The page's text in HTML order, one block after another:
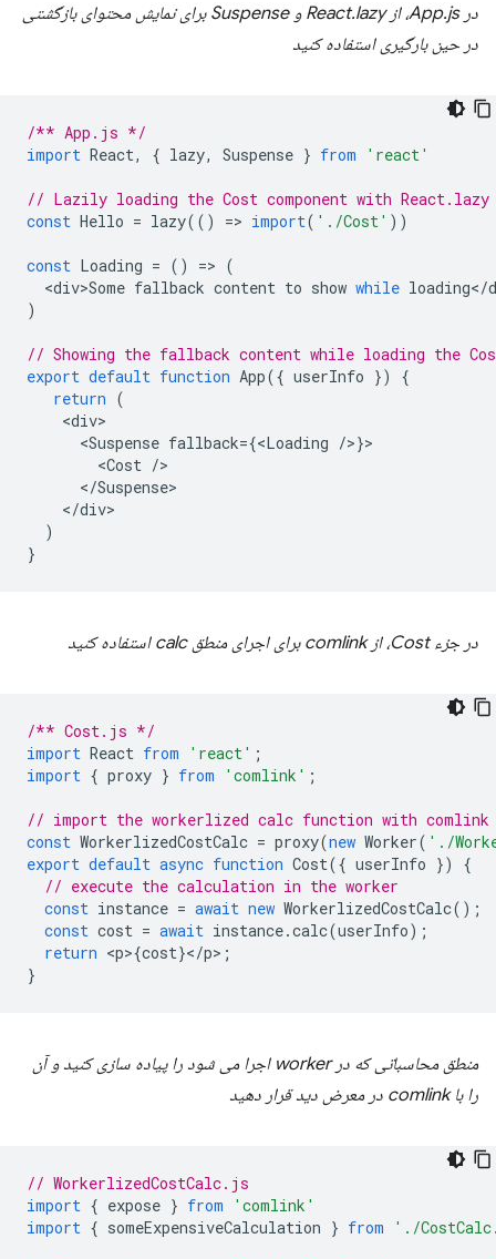
در App.js، از React.lazy و Suspense برای نمایش محتوای بازگشتی
در حین بارگیری استفاده کنید
/** App.js */
import React, { lazy, Suspense } from 'react'
// Lazily loading the Cost component with React.lazy
const Hello = lazy(() => import( './Cost' ))
const Loading = () => (
<div>Some fallback content to show while loading</
)
// Showing the fallback content while loading the Cost
export default function App({ userInfo })
{
return (
<div
<Suspense fallback={<Loading />}
<Cost /
</Suspense
</div
)
}
در جزء Cost، از comlink برای اجرای منطق calc استفاده کنید
/** Cost.js */
import React from 'react' ;
import { proxy } from 'comlink' ;
// import the workerlized calc function with comlink
const WorkerlizedCostCalc = proxy(new Worker( './
export default async function Cost({ userInfo })
{
// execute the calculation in the worker
const instance = await new WorkerlizedCostCalc();
const cost = await instance.calc(userInfo);
return <p>{cost}</p> ;
}
منطق محاسباتی که در worker اجرا می شود را پیاده سازی کنید و آن
را با comlink در معرض دید قرار دهید
// WorkerlizedCostCalc.js
import { expose } from
'comlink'
import { someExpensiveCalculation } from './